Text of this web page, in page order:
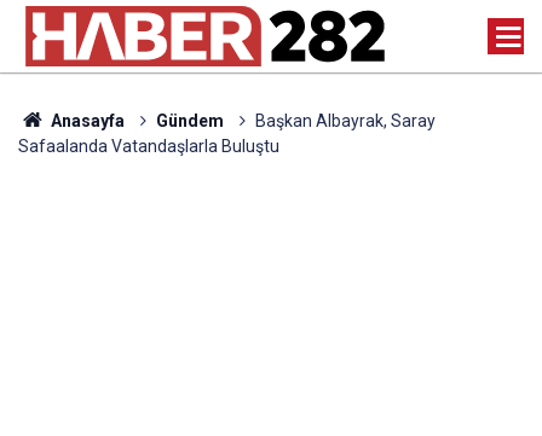
Anasayfa Gündem
Başkan Albayrak, Saray
Safaalanda Vatandaşlarla Buluştu